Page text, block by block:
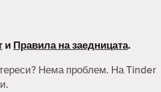
и Правила на заедницата.
Нема проблем. На Tinder